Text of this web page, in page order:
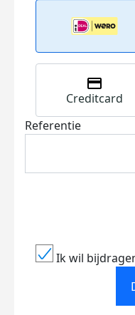
Creditcard
Referentie
Ik wil